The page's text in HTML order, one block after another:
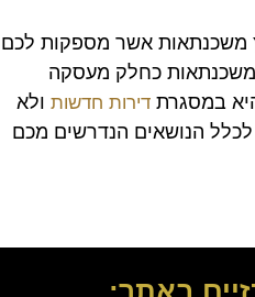
משכנתאות אשר מספקות לכם
המשכנתאות כחלק מעסקה
במסגרת דירות חדשות ולא
לכלל הנושאים הנדרשים מכם